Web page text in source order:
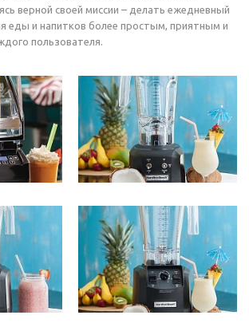
верной своей миссии – делать ежедневный
еды и напитков более простым, приятным и
пользователя.